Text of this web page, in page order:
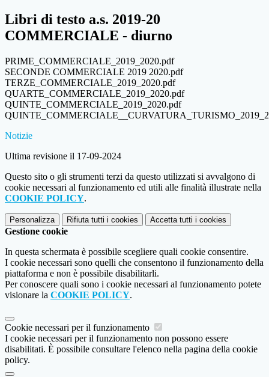
Libri di testo a.s. 2019-20
COMMERCIALE - diurno
PRIME_COMMERCIALE_2019_2020.pdf
SECONDE COMMERCIALE 2019 2020.pdf
TERZE_COMMERCIALE_2019_2020.pdf
QUARTE_COMMERCIALE_2019_2020.pdf
QUINTE_COMMERCIALE_2019_2020.pdf
Notizie
Ultima revisione il 17-09-2024
Questo sito o gli strumenti terzi da questo utilizzati si avvalgono di
cookie necessari al funzionamento ed utili alle finalità illustrate nella
COOKIE POLICY.
Personalizza Rifiuta tutti i cookies Accetta tutti i cookies
Gestione cookie
In questa schermata è possibile scegliere quali cookie consentire.
I cookie necessari sono quelli che consentono il funzionamento della
piattaforma e non è possibile disabilitarli.
Per conoscere quali sono i cookie necessari al funzionamento potete
visionare la COOKIE POLICY.
Cookie necessari per il funzionamento
I cookie necessari per il funzionamento non possono essere
disabilitati. È possibile consultare l'elenco nella pagina della cookie
policy.